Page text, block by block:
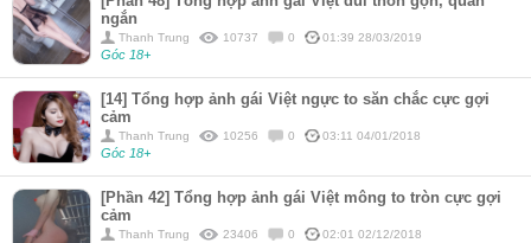
ngắn
Thanh Trung 10737 0 01:39 28/03/2019
Góc 18+
[14] Tổng hợp ảnh gái Việt ngực to săn chắc cực gợi
cảm
Thanh Trung 10256 0 03:11 04/01/2018
Góc 18+
[Phần 42] Tổng hợp ảnh gái Việt mông to tròn cực gợi
cảm
Thanh Trung 23406 0 02:01 02/12/2018